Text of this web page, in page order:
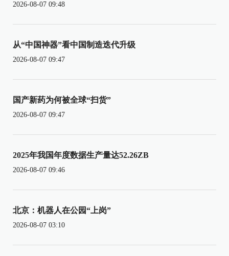
2026-08-07 09:48
从“中国神器”看中国制造迭代升级
2026-08-07 09:47
国产新药为何被全球“扫货”
2026-08-07 09:47
2025年我国年度数据生产量达52.26ZB
2026-08-07 09:46
北京：机器人在公园“上岗”
2026-08-07 03:10